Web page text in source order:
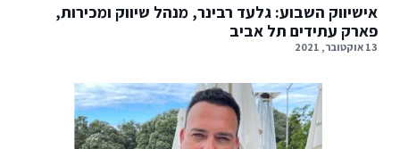
אישיווק השבוע: גלעד רבינר, מנהל שיווק ומכירות,
פארק עתידים תל אביב
13 אוקטובר, 2021